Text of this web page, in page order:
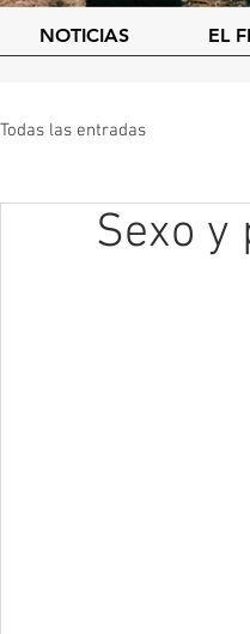
NOTICIAS EL
Todas las entradas
Sexo y